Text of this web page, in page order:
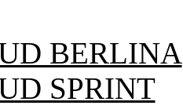
BERLINA
SPRINT